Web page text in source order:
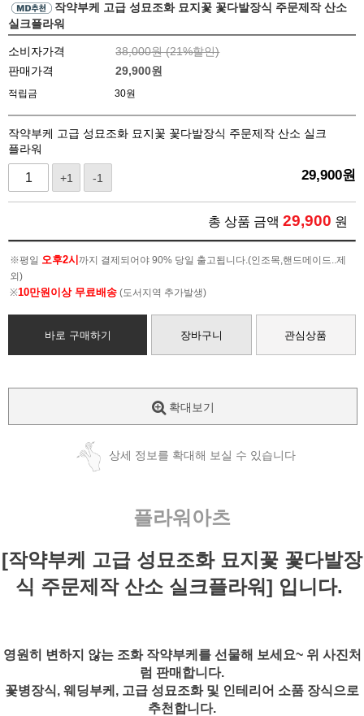
작약부케 고급 성묘조화 묘지꽃 꽃다발장식 주문제작 산소
실크플라워
소비자가격 38,000원 (21%할인)
판매가격
29,900원
적립금 30원
작약부케 고급 성묘조화 묘지꽃 꽃다발장식 주문제작 산소 실크
플라워
+1 -1 29,900원
총 상품 금액 29,900 원
※평일 오후2시 까지 결제되어야 90% 당일 출고됩니다.(인조목,핸드메이드..제
외)
※10만원이상 무료배송 (도서지역 추가발생)
바로 구매하기 장바구니 관심상품
확대보기
상세 정보를 확대해 보실 수 있습니다
플라워아츠
[작약부케 고급 성묘조화 묘지꽃 꽃다발장
식 주문제작 산소 실크플라워] 입니다.
영원히 변하지 않는 조화 작약부케를 선물해 보세요~ 위 사진처
럼 판매합니다.
꽃병장식, 웨딩부케, 고급 성묘조화 및 인테리어 소품 장식으로
추천합니다.